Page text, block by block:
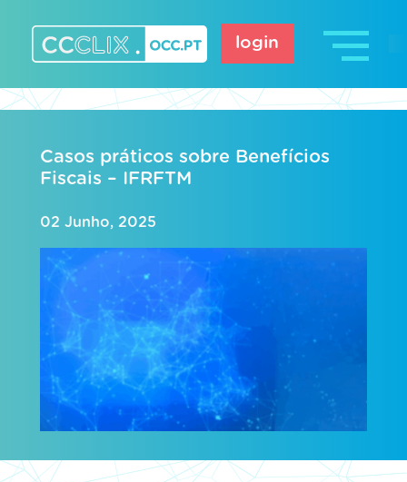
content
login
Casos práticos sobre Benefícios
Fiscais – IFRFTM
02 Junho, 2025